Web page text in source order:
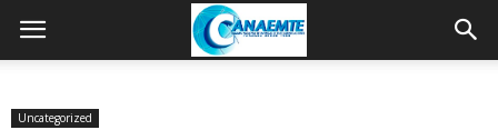
Uncategorized